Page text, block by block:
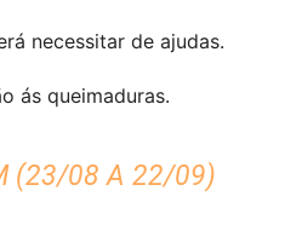
necessitar de ajudas.
ás queimaduras.
(23/08 A 22/09)